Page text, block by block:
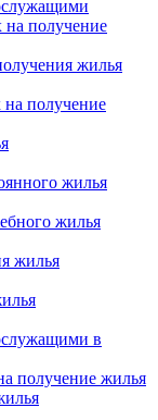
получение
жилья
получение
жилья
жилья
жилья
в
получение жилья